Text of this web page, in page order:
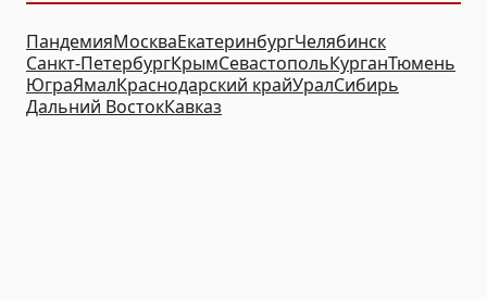
ПандемияМоскваЕкатеринбургЧелябинск
Санкт-ПетербургКрымСевастопольКурганТюмень
ЮграЯмалКраснодарский крайУралСибирь
Дальний ВостокКавказ